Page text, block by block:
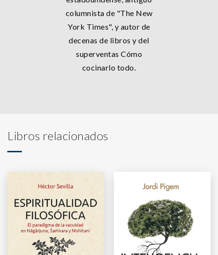
columnista de "The New
York Times", y autor de
decenas de libros y del
superventas Cómo
cocinarlo todo.
Libros relacionados